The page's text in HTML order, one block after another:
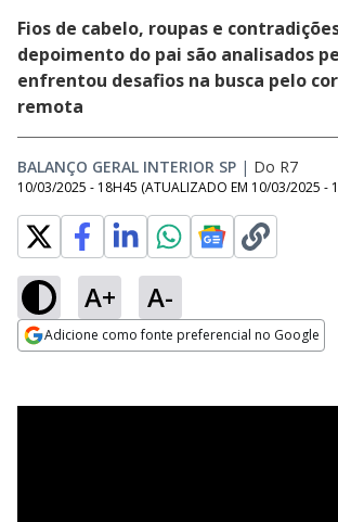
Fios de cabelo, roupas e
depoimento do pai são analisados
enfrentou desafios na busca pelo
remota
BALANÇO GERAL INTERIOR SP | Do R7
10/03/2025 - 18H45 (ATUALIZADO EM 10/03/2025 -
A+ A-
Adicione como fonte preferencial no Google